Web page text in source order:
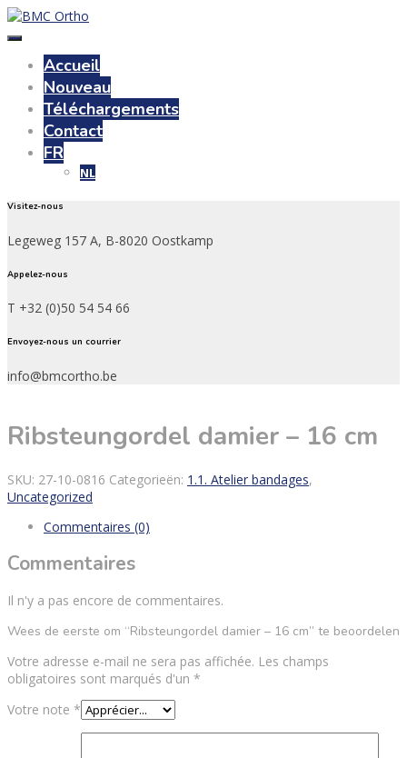
Accueil
Nouveau
Téléchargements
Contact
FR
NL
Visitez-nous
Legeweg 157 A, B-8020 Oostkamp
Appelez-nous
T +32 (0)50 54 54 66
Envoyez-nous un courrier
info@bmcortho.be
Ribsteungordel damier – 16 cm
SKU: 27-10-0816 Categorieën: 1.1. Atelier bandages,
Uncategorized
Commentaires (0)
Commentaires
Il n'y a pas encore de commentaires.
Wees de eerste om “Ribsteungordel damier – 16 cm” te beoordelen
Votre adresse e-mail ne sera pas affichée. Les champs
obligatoires sont marqués d'un *
Votre note *